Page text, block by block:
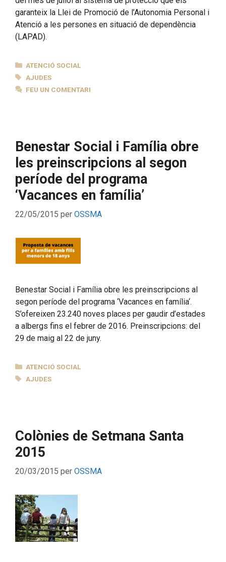
garanteix la Llei de Promoció de l’Autonomia Personal i
Atenció a les persones en situació de dependència
(LAPAD).
CATEGORIES
ATENCIÓ SOCIAL
ETIQUETES
AJUDES
FEU UN COMENTARI
Benestar Social i Família obre
les preinscripcions al segon
període del programa
‘Vacances en família’
22/05/2015 per OSSMA
Benestar Social i Família obre les preinscripcions al
segon període del programa ‘Vacances en família‘.
S’ofereixen 23.240 noves places per gaudir d’estades
a albergs fins el febrer de 2016. Preinscripcions: del
29 de maig al 22 de juny.
CATEGORIES
ATENCIÓ SOCIAL
ETIQUETES
AJUDES
Colònies de Setmana Santa
2015
20/03/2015 per OSSMA